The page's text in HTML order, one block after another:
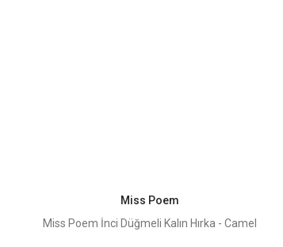
Miss Poem
Miss Poem İnci Düğmeli Kalın Hırka - Camel